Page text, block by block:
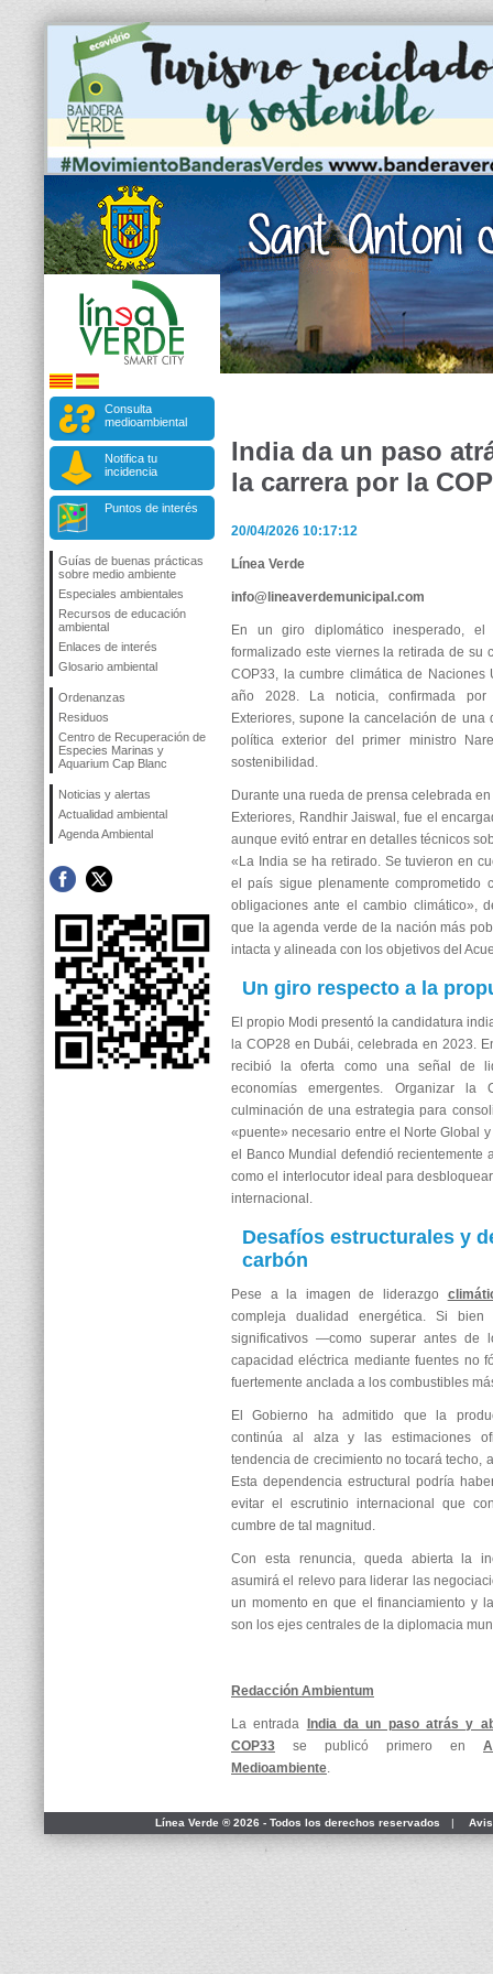
Consulta
medioambiental
Notifica tu
incidencia
Puntos de interés
Guías de buenas prácticas
sobre medio ambiente
Especiales ambientales
Recursos de educación
ambiental
Enlaces de interés
Glosario ambiental
Ordenanzas
Residuos
Centro de Recuperación de
Especies Marinas y
Aquarium Cap Blanc
Noticias y alertas
Actualidad ambiental
Agenda Ambiental
India da un paso
la carrera por la
20/04/2026 10:17:12
Línea Verde
info@lineaverdemunicipal.com
En un giro diplomático inesperado,
formalizado este viernes la retirada de su
COP33, la cumbre climática de Naciones
año 2028. La noticia, confirmada
Exteriores, supone la cancelación de una
política exterior del primer ministro
sostenibilidad.
Durante una rueda de prensa celebrada
Exteriores, Randhir Jaiswal, fue el
aunque evitó entrar en detalles técnicos
«La India se ha retirado. Se tuvieron en
el país sigue plenamente comprometido
obligaciones ante el cambio climático»,
que la agenda verde de la nación más
intacta y alineada con los objetivos del
Un giro respecto a la
El propio Modi presentó la candidatura
la COP28 en Dubái, celebrada en 2023.
recibió la oferta como una señal de
economías emergentes. Organizar
culminación de una estrategia para
«puente» necesario entre el Norte Global
el Banco Mundial defendió recientemente
como el interlocutor ideal para
internacional.
Desafíos estructurales y
carbón
Pese a la imagen de liderazgo
compleja dualidad energética. Si
significativos —como superar antes
capacidad eléctrica mediante fuentes no
fuertemente anclada a los combustibles
El Gobierno ha admitido que la
continúa al alza y las estimaciones
tendencia de crecimiento no tocará techo,
Esta dependencia estructural podría
evitar el escrutinio internacional que
cumbre de tal magnitud.
Con esta renuncia, queda abierta la
asumirá el relevo para liderar las
un momento en que el financiamiento y
son los ejes centrales de la diplomacia
Redacción Ambientum
La entrada
India da un paso atrás y
COP33 se publicó primero en
Medioambiente.
Línea Verde ® 2026 - Todos los derechos reservados |